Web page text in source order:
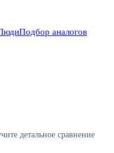
Подбор аналогов
детальное сравнение